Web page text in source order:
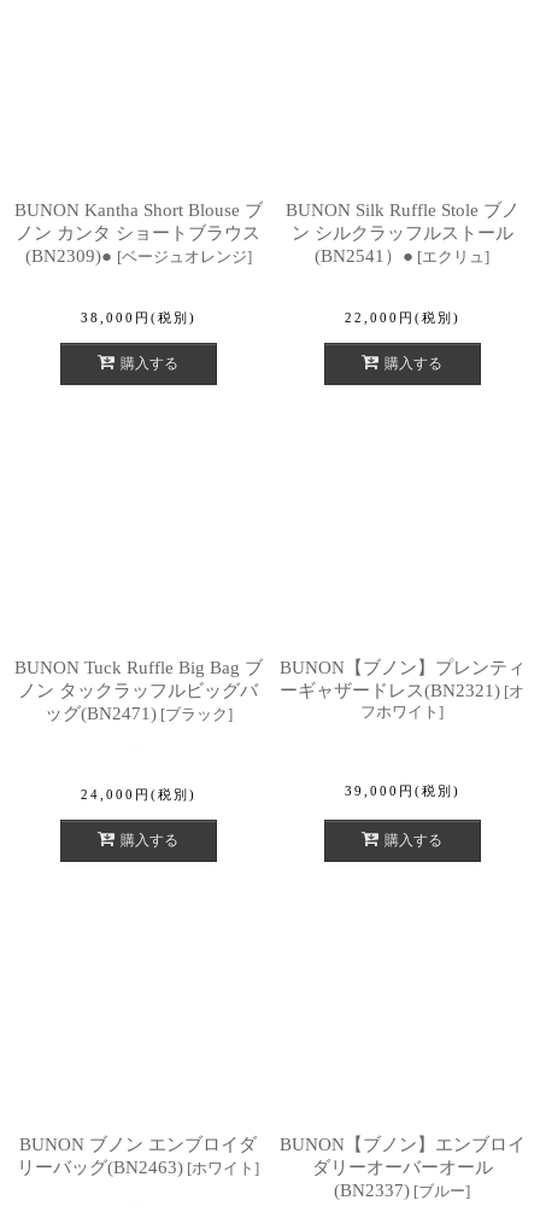
BUNON Kantha Short Blouse ブ
ノン カンタ ショートブラウス
(BN2309)● [ベージュオレンジ]
38,000 円 (税別)
購入する
BUNON Silk Ruffle Stole ブノ
ン シルクラッフルストール
(BN2541）● [エクリュ ]
22,000 円 (税別)
購入する
BUNON Tuck Ruffle Big Bag ブ
ノン タックラッフルビッグバ
ッグ(BN2471) [ブラック]
24,000 円 (税別)
購入する
BUNON【ブノン】プレンティ
ーギャザードレス(BN2321) [オ
フホワイト ]
39,000 円 (税別)
購入する
BUNON ブノン エンブロイダ
リーバッグ(BN2463) [ホワイト ]
BUNON【ブノン】エンブロイ
ダリーオーバーオール
(BN2337) [ブルー]